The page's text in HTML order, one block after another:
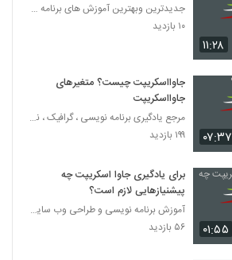
021060 - آموزش JavaScript سری دوم
۳۹۵ بازدید
021061 - آموزش JavaScript سری دوم
021062 - آموزش JavaScript سری دوم
۴۶۸ بازدید
021063 - آموزش JavaScript سری سوم
۳۹۶ بازدید
۱۱:۲۸
جدیدترین وبهترین آموزش های برنامه نویسی به زبان فا
۱۰ بازدید
۰۷:۳۷
جاوااسکریپت چیست؟ متغیرهای
جاوااسکریپت
مرجع یادگیری برنامه نویسی ، گرافیک ، نرم افزار های
۱۹۹ بازدید
۰۱:۵۵
برای یادگیری جاوا اسکریپت چه
پیشنیازهایی لازم است؟
آموزش برنامه نویسی و طراحی وب سایت
۵۶ بازدید